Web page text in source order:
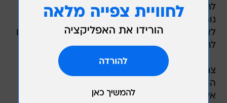
לתחבורה ציבורית היא לא עניין של מותרות ושל
נוחות, היא זכות יסוד חברתית ואזרחית המאפשרת
לאזרחים להזדקן בכבוד, לעובדים להתפרנס ולילדים
להגיע למוסדות החינוך בבטחה".
צחי יוסף, תושב לפידות, אומר ש"קו 12 זה העורק